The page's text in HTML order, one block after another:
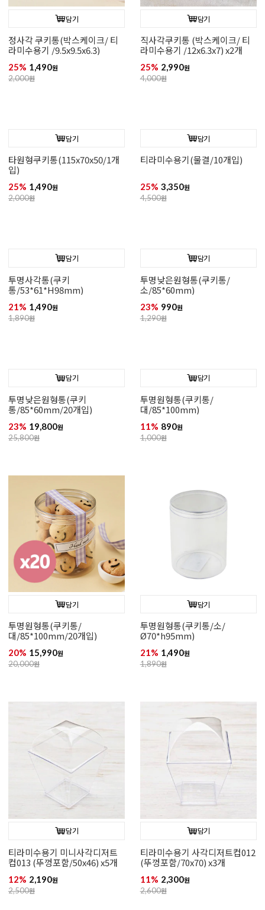
담기
정사각 쿠키통(박스케이크/ 티
라미수용기 /9.5x9.5x6.3)
25% 1,490원
2,000원
담기
직사각쿠키통 (박스케이크/ 티
라미수용기 /12x6.3x7) x2개
25% 2,990원
4,000원
담기
타원형쿠키통(115x70x50/1개
입)
25% 1,490원
2,000원
담기
티라미수용기(물결/10개입)
25% 3,350원
4,500원
담기
투명사각통(쿠키
통/53*61*H98mm)
21% 1,490원
1,890원
담기
투명낮은원형통(쿠키통/
소/85*60mm)
23% 990원
1,290원
담기
투명낮은원형통(쿠키
통/85*60mm/20개입)
23% 19,800원
25,800원
담기
투명원형통(쿠키통/
대/85*100mm)
11% 890원
1,000원
담기
투명원형통(쿠키통/
대/85*100mm/20개입)
20% 15,990원
20,000원
담기
투명원형통(쿠키통/소/
Ø70*h95mm)
21% 1,490원
1,890원
담기
티라미수용기 미니사각디저트
컵013 (뚜껑포함/50x46) x5개
12% 2,190원
2,500원
담기
티라미수용기 사각디저트컵012
(뚜껑포함/70x70) x3개
11% 2,300원
2,600원